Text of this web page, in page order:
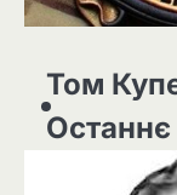
Том
Останнє